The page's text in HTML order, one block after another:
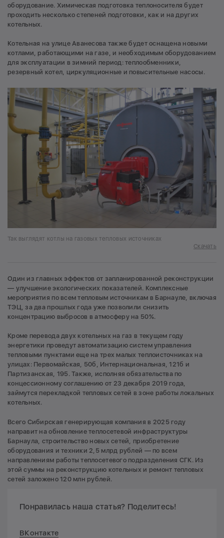
оборудование. Химическая подготовка теплоносителя будет
проходить несколько степеней подготовки, как и на других
котельных.
Котельная на улице Аванесова также будет оснащена новыми
котлами, работающими на газе, и необходимым оборудованием
для эксплуатации в зимний период: теплообменники,
резервный котел, циркуляционные и повысительные насосы.
Так выглядят котлы на газовых тепловых источниках
Скачать
Один из главных эффектов от запланированной реконструкции
— улучшение экологических показателей. Комплексные
мероприятия по всем тепловым источникам в Барнауле, включая
ТЭЦ, за два прошлых года уже позволили снизить
концентрацию выбросов в атмосферу на 50%.
Кроме перевода двух котельных на газ в текущем году
энергетики проведут автоматизацию систем управления
тепловыми пунктами еще на трех малых теплоисточниках на
улицах: Первомайская, 50б, Интернациональная, 121б и
Партизанская, 195. Также, исполняя обязательства по
концессионному соглашению от 23 декабря 2019 года,
займутся перекладкой тепловых сетей в зоне работы локальных
котельных.
Всего Сибирская генерирующая компания в 2025 году
направит на обновление теплосетевой инфраструктуры
Барнаула, строительство новых сетей, приобретение
оборудования и техники 2,5 млрд рублей — по всем
направлениям работы теплосетевого подразделения СГК. Из
этой суммы на реконструкцию котельных и ремонт тепловых
сетей заложено 120 млн рублей.
Понравилась наша статья? Поделитесь!
ВКонтакте